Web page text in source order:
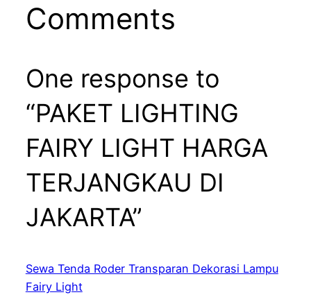
Comments
One response to
“PAKET LIGHTING
FAIRY LIGHT HARGA
TERJANGKAU DI
JAKARTA”
Sewa Tenda Roder Transparan Dekorasi Lampu
Fairy Light